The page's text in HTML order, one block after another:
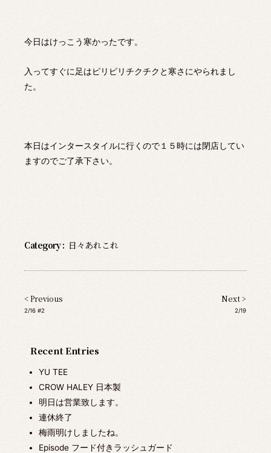
Recent Entries
YU TEE
CROW HALEY 日本製
明日は営業致します。
連休終了
梅雨明けしましたね。
Episode フード付きラッシュガード
今日はけっこう寒かったです。
入ってすぐに足はピリピリチクチクと寒さにやられまし
た。
本日はインタースタイルに行くので１５時には閉店してい
ますのでご了承下さい。
Category : 日々あれこれ
< Previous
2/16 #2
Next >
2/19